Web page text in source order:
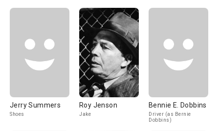
Jerry Summers
Shoes
Roy Jenson
Jake
Bennie E. Dobbins
Driver (as Bernie
Dobbins)